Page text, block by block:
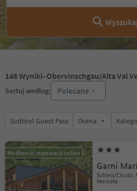
Wyszukaj
148Wyniki- Obervinschgau/Alta Val
Sortuj według: Polecane
Südtirol Guest Pass Ocena
Możliwość rezerwacji online
Garni
Schleis/Clusio,
Venosta